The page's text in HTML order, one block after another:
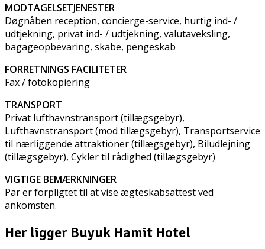
MODTAGELSETJENESTER
Døgnåben reception, concierge-service, hurtig ind- /
udtjekning, privat ind- / udtjekning, valutaveksling,
bagageopbevaring, skabe, pengeskab
FORRETNINGS FACILITETER
Fax / fotokopiering
TRANSPORT
Privat lufthavnstransport (tillægsgebyr),
Lufthavnstransport (mod tillægsgebyr), Transportservice
til nærliggende attraktioner (tillægsgebyr), Biludlejning
(tillægsgebyr), Cykler til rådighed (tillægsgebyr)
VIGTIGE BEMÆRKNINGER
Par er forpligtet til at vise ægteskabsattest ved
ankomsten.
Her ligger Buyuk Hamit Hotel